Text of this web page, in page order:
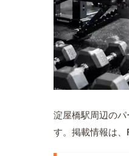
淀屋橋駅周辺の
す。掲載情報は、